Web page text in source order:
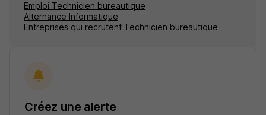
Emploi Technicien bureautique
Alternance Informatique
Entreprises qui recrutent Technicien bureautique
Créez une alerte